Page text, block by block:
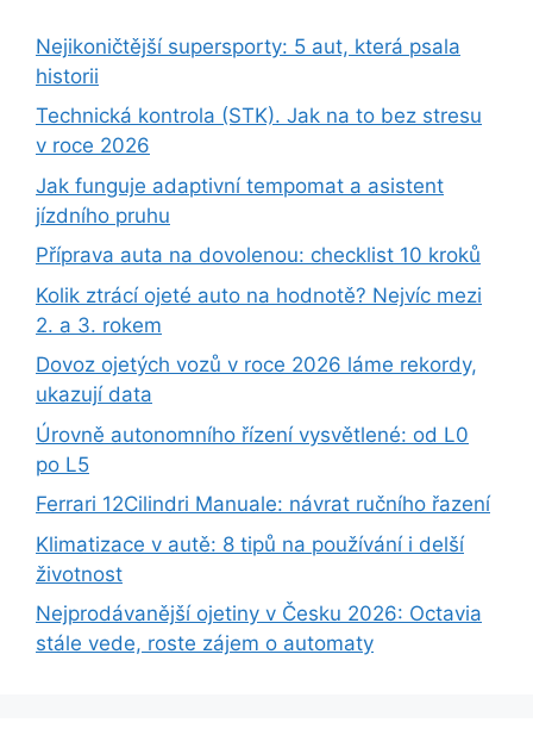
Nejikoničtější supersporty: 5 aut, která psala
historii
Technická kontrola (STK). Jak na to bez stresu
v roce 2026
Jak funguje adaptivní tempomat a asistent
jízdního pruhu
Příprava auta na dovolenou: checklist 10 kroků
Kolik ztrácí ojeté auto na hodnotě? Nejvíc mezi
2. a 3. rokem
Dovoz ojetých vozů v roce 2026 láme rekordy,
ukazují data
Úrovně autonomního řízení vysvětlené: od L0
po L5
Ferrari 12Cilindri Manuale: návrat ručního řazení
Klimatizace v autě: 8 tipů na používání i delší
životnost
Nejprodávanější ojetiny v Česku 2026: Octavia
stále vede, roste zájem o automaty